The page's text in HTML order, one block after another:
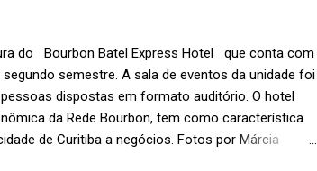
do Bourbon Batel Express Hotel que conta com
semestre. A sala de eventos da unidade foi
dispostas em formato auditório. O hotel
da Rede Bourbon, tem como característica
de Curitiba a negócios. Fotos por Márcia